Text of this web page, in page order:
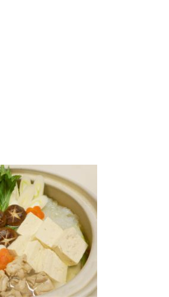
られない？ 声を高く...
社交ダンスパーティーに行くと
社交ダンスパーティーに招待された時
こともありますよね。特に...
バス乗車中の両替・・・ベスト